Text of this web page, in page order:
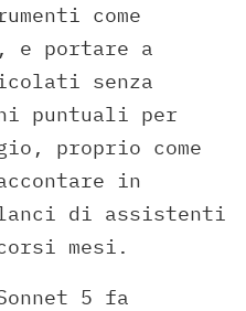
come
e portare a
senza
puntuali per
proprio come
in
di assistenti
mesi.
5 fa